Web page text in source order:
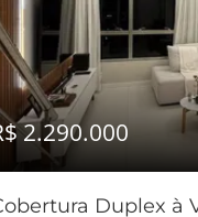
2.290.000
Duplex à